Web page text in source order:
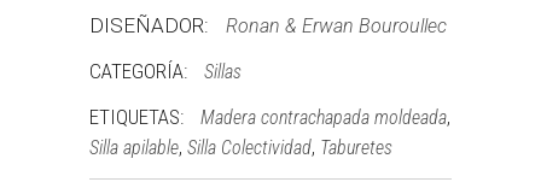
DISEÑADOR: Ronan & Erwan Bouroullec
CATEGORÍA: Sillas
ETIQUETAS: Madera contrachapada moldeada,
Silla apilable, Silla Colectividad, Taburetes